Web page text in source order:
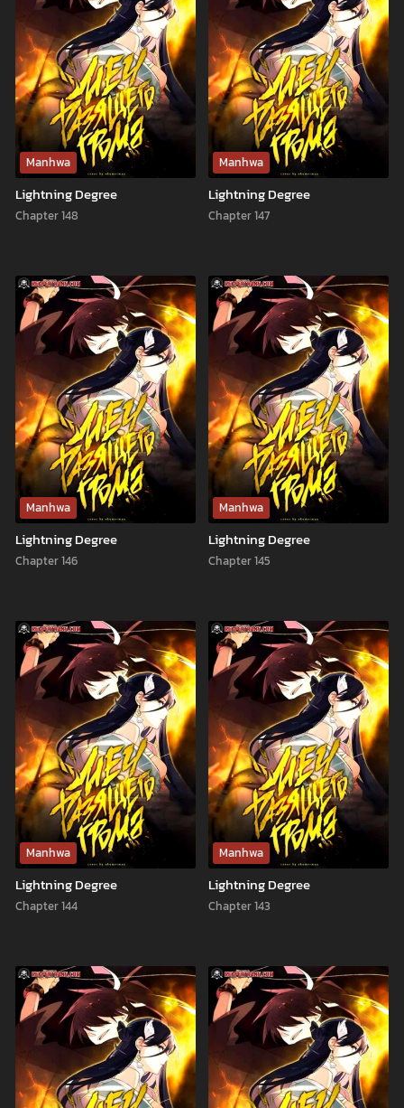
Manhwa
Lightning Degree
Chapter 148
Manhwa
Lightning Degree
Chapter 147
Manhwa
Lightning Degree
Chapter 146
Manhwa
Lightning Degree
Chapter 145
Manhwa
Lightning Degree
Chapter 144
Manhwa
Lightning Degree
Chapter 143